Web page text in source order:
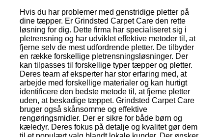
Hvis du har problemer med genstridige pletter på
dine tæpper. Er Grindsted Carpet Care den rette
løsning for dig. Dette firma har specialiseret sig i
pletrensning og har udviklet effektive metoder til, at
fjerne selv de mest udfordrende pletter. De tilbyder
en række forskellige pletrensningsløsninger. Der
kan tilpasses til forskellige typer tæpper og pletter.
Deres team af eksperter har stor erfaring med, at
arbejde med forskellige materialer og kan hurtigt
identificere den bedste metode til, at fjerne pletter
uden, at beskadige tæppet. Grindsted Carpet Care
bruger også skånsomme og effektive
rengøringsmidler. Der er sikre for både børn og
kæledyr. Deres fokus på detalje og kvalitet gør dem